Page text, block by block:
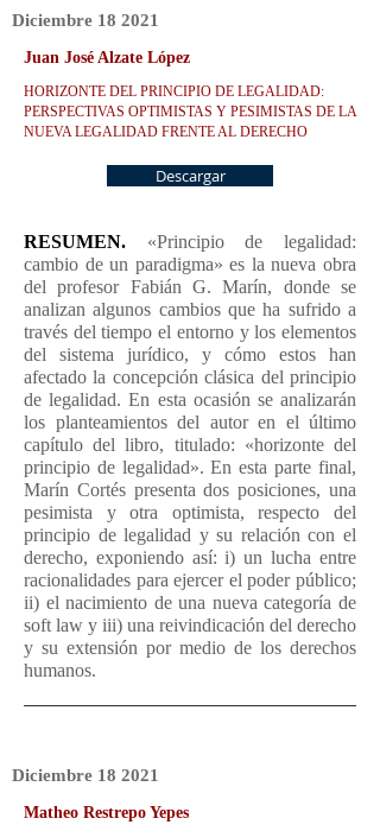
Diciembre 18 2021
Juan José Alzate López
HORIZONTE DEL PRINCIPIO DE LEGALIDAD:
PERSPECTIVAS OPTIMISTAS Y PESIMISTAS DE LA
NUEVA LEGALIDAD FRENTE AL DERECHO
Descargar
RESUMEN. «Principio de legalidad:
cambio de un paradigma» es la nueva obra
del profesor Fabián G. Marín, donde se
analizan algunos cambios que ha sufrido a
través del tiempo el entorno y los elementos
del sistema jurídico, y cómo estos han
afectado la concepción clásica del principio
de legalidad. En esta ocasión se analizarán
los planteamientos del autor en el último
capítulo del libro, titulado: «horizonte del
principio de legalidad». En esta parte final,
Marín Cortés presenta dos posiciones, una
pesimista y otra optimista, respecto del
principio de legalidad y su relación con el
derecho, exponiendo así: i) un lucha entre
racionalidades para ejercer el poder público;
ii) el nacimiento de una nueva categoría de
soft law y iii) una reivindicación del derecho
y su extensión por medio de los derechos
humanos.
Diciembre 18 2021
Matheo Restrepo Yepes